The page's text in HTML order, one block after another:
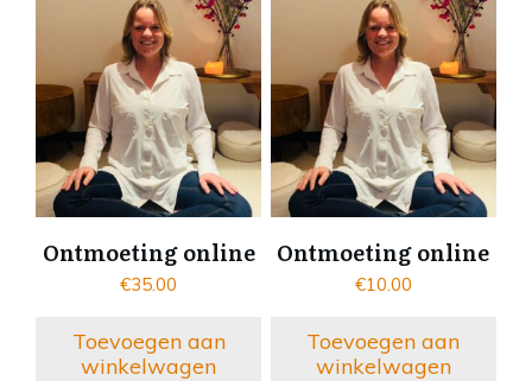
Ontmoeting online
€35.00
Toevoegen aan
winkelwagen
Ontmoeting online
€10.00
Toevoegen aan
winkelwagen